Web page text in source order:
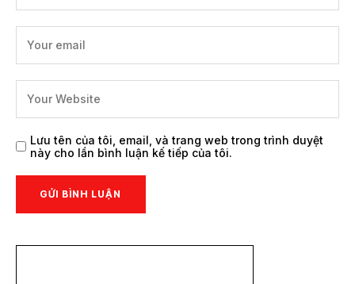
Lưu tên của tôi, email, và trang web trong trình duyệt
này cho lần bình luận kế tiếp của tôi.